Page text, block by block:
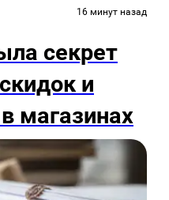
16 минут назад
секрет
и
магазинах